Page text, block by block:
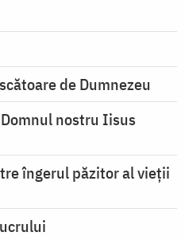
de Dumnezeu
nostru Iisus
îngerul păzitor al vieții